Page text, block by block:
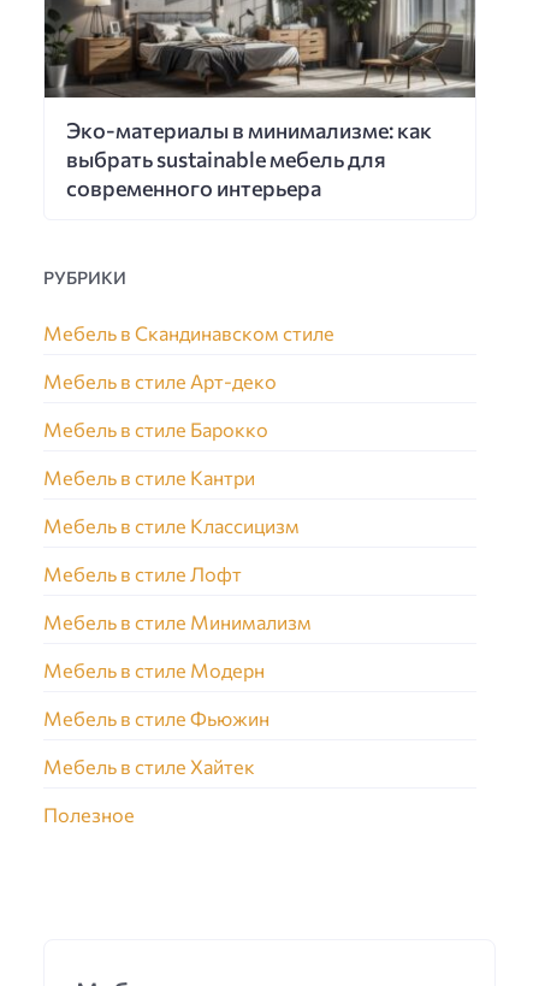
Эко-материалы в минимализме: как
выбрать sustainable мебель для
современного интерьера
РУБРИКИ
Мебель в Скандинавском стиле
Мебель в стиле Арт-деко
Мебель в стиле Барокко
Мебель в стиле Кантри
Мебель в стиле Классицизм
Мебель в стиле Лофт
Мебель в стиле Минимализм
Мебель в стиле Модерн
Мебель в стиле Фьюжин
Мебель в стиле Хайтек
Полезное